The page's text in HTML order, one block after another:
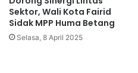
Sektor, Wali Kota Fairid
Sidak MPP Huma Betang
Selasa, 8 April 2025